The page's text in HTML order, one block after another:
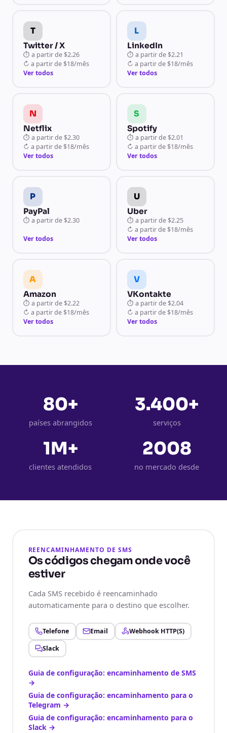
T
Twitter / X
⏱ a partir de $2.26
↻ a partir de $18/mês
Ver todos
L
LinkedIn
⏱ a partir de $2.21
↻ a partir de $18/mês
Ver todos
N
Netflix
⏱ a partir de $2.30
↻ a partir de $18/mês
Ver todos
S
Spotify
⏱ a partir de $2.01
↻ a partir de $18/mês
Ver todos
P
PayPal
⏱ a partir de $2.30
Ver todos
U
Uber
⏱ a partir de $2.25
↻ a partir de $18/mês
Ver todos
A
Amazon
⏱ a partir de $2.22
↻ a partir de $18/mês
Ver todos
V
VKontakte
⏱ a partir de $2.04
↻ a partir de $18/mês
Ver todos
80+
países abrangidos
3.400+
serviços
1M+
clientes atendidos
2008
no mercado desde
REENCAMINHAMENTO DE SMS
Os códigos chegam onde você
estiver
Cada SMS recebido é reencaminhado
automaticamente para o destino que escolher.
Telefone Email
Webhook HTTP(S)
Slack
Guia de configuração: encaminhamento de SMS
→
Guia de configuração: encaminhamento para o
Telegram →
Guia de configuração: encaminhamento para o
Slack→